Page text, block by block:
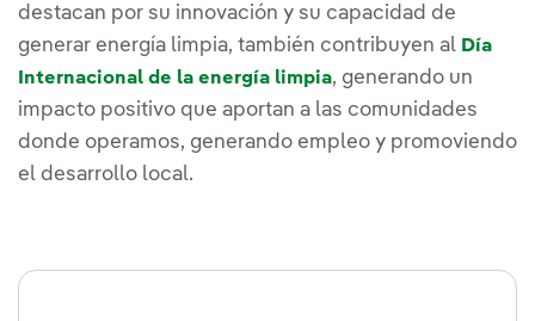
destacan por su innovación y su capacidad de
generar energía limpia, también contribuyen al Día
Internacional de la energía limpia, generando un
impacto positivo que aportan a las comunidades
donde operamos, generando empleo y promoviendo
el desarrollo local.